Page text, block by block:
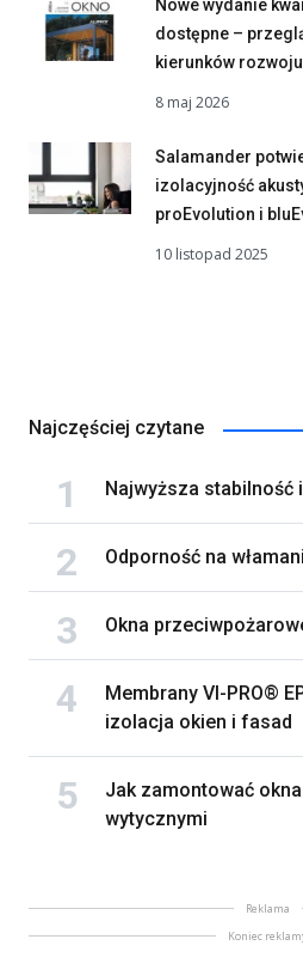
Nowe wydanie
dostępne –
kierunków
8 maj 2026
Salamander
izolacyjność
proEvolution i
10 listopad 2025
Najczęściej czytane
Najwyższa stabilność
Odporność na
Okna
Membrany VI-PRO®
izolacja okien i fasad
Jak zamontować
wytycznymi
Reklama
Koniec